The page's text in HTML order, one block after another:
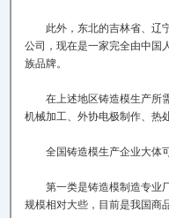
此外，东北的吉林省、辽宁
公司，现在是一家完全由中国
族品牌。
在上述地区铸造模生产所需
机械加工、外协电极制作、热
全国铸造模生产企业大体
第一类是铸造模制造专业厂
规模相对大些，目前是我国商